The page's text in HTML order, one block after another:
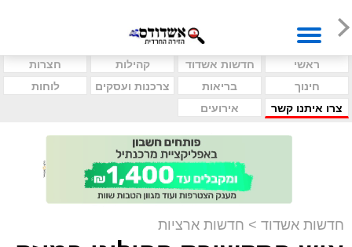
ראשי חדשות אשדוד קהילות
חצרות
חינוך
בריאות צרכנות ועסקים
לוחות
צרו איתנו קשר
אירועים
חדשות אשדוד > חדשות ארציות